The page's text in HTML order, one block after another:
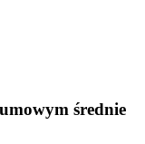
średnie